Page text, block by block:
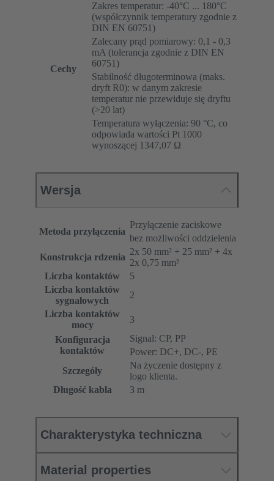
Cechy
Zakres temperatur: -40°C ... 180°C
(współczynnik temperatury zgodnie z
DIN EN 60751)
Zalecany prąd pomiarowy: 0,1 - 0,3
mA (tolerancja zgodnie z DIN EN
60751)
Stabilność długoterminowa (maks.
dryft R0): w danym zakresie
temperatur nie przewiduje się dryftu
(>20 lat)
Temperatura wyłączenia: 90 °C, co
odpowiada wartości Pt 1000
wynoszącej 1347,07 Ω
Wersja
Metoda przyłączenia
Przyłączenie zaciskowe
bez możliwości oddzielenia
Konstrukcja rdzenia
2x 50 mm² + 25 mm² + 4x
2x 0,75 mm²
Liczba kontaktów
5
Liczba kontaktów
sygnałowych
2
Liczba kontaktów
mocy
3
Konfiguracja
kontaktów
Signal: CP, PP
Power: DC+, DC-, PE
Szczegóły
Na życzenie dostępny z
logo klienta.
Długość kabla
3 m
Charakterystyka techniczna
Material properties